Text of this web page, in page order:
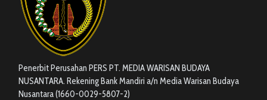
Penerbit Perusahan PERS PT. MEDIA WARISAN BUDAYA
NUSANTARA. Rekening Bank Mandiri a/n Media Warisan Budaya
Nusantara (1660-0029-5807-2)